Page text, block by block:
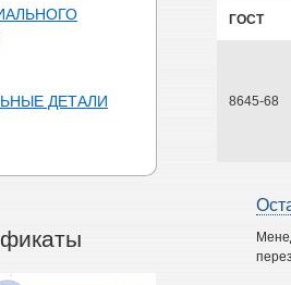
ДЕТАЛИ
ГОСТ
8645-68